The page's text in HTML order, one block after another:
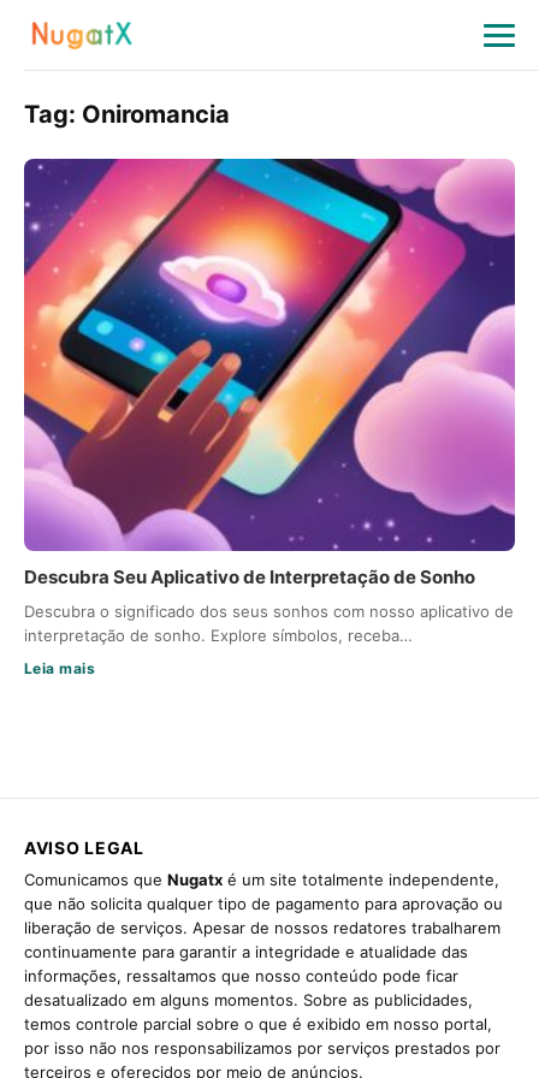
Tag: Oniromancia
Descubra Seu Aplicativo de Interpretação de Sonho
Descubra o significado dos seus sonhos com nosso aplicativo de
interpretação de sonho. Explore símbolos, receba…
Leia mais
AVISO LEGAL
Comunicamos que Nugatx é um site totalmente independente,
que não solicita qualquer tipo de pagamento para aprovação ou
liberação de serviços. Apesar de nossos redatores trabalharem
continuamente para garantir a integridade e atualidade das
informações, ressaltamos que nosso conteúdo pode ficar
desatualizado em alguns momentos. Sobre as publicidades,
temos controle parcial sobre o que é exibido em nosso portal,
por isso não nos responsabilizamos por serviços prestados por
terceiros e oferecidos por meio de anúncios.